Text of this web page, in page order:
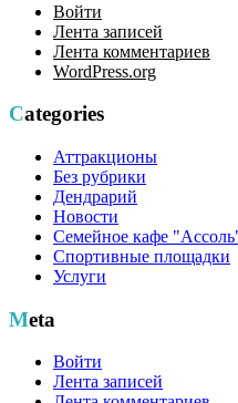
Войти
Лента записей
Лента комментариев
WordPress.org
Categories
Аттракционы
Без рубрики
Дендрарий
Новости
Семейное кафе
Спортивные площадки
Услуги
Meta
Войти
Лента записей